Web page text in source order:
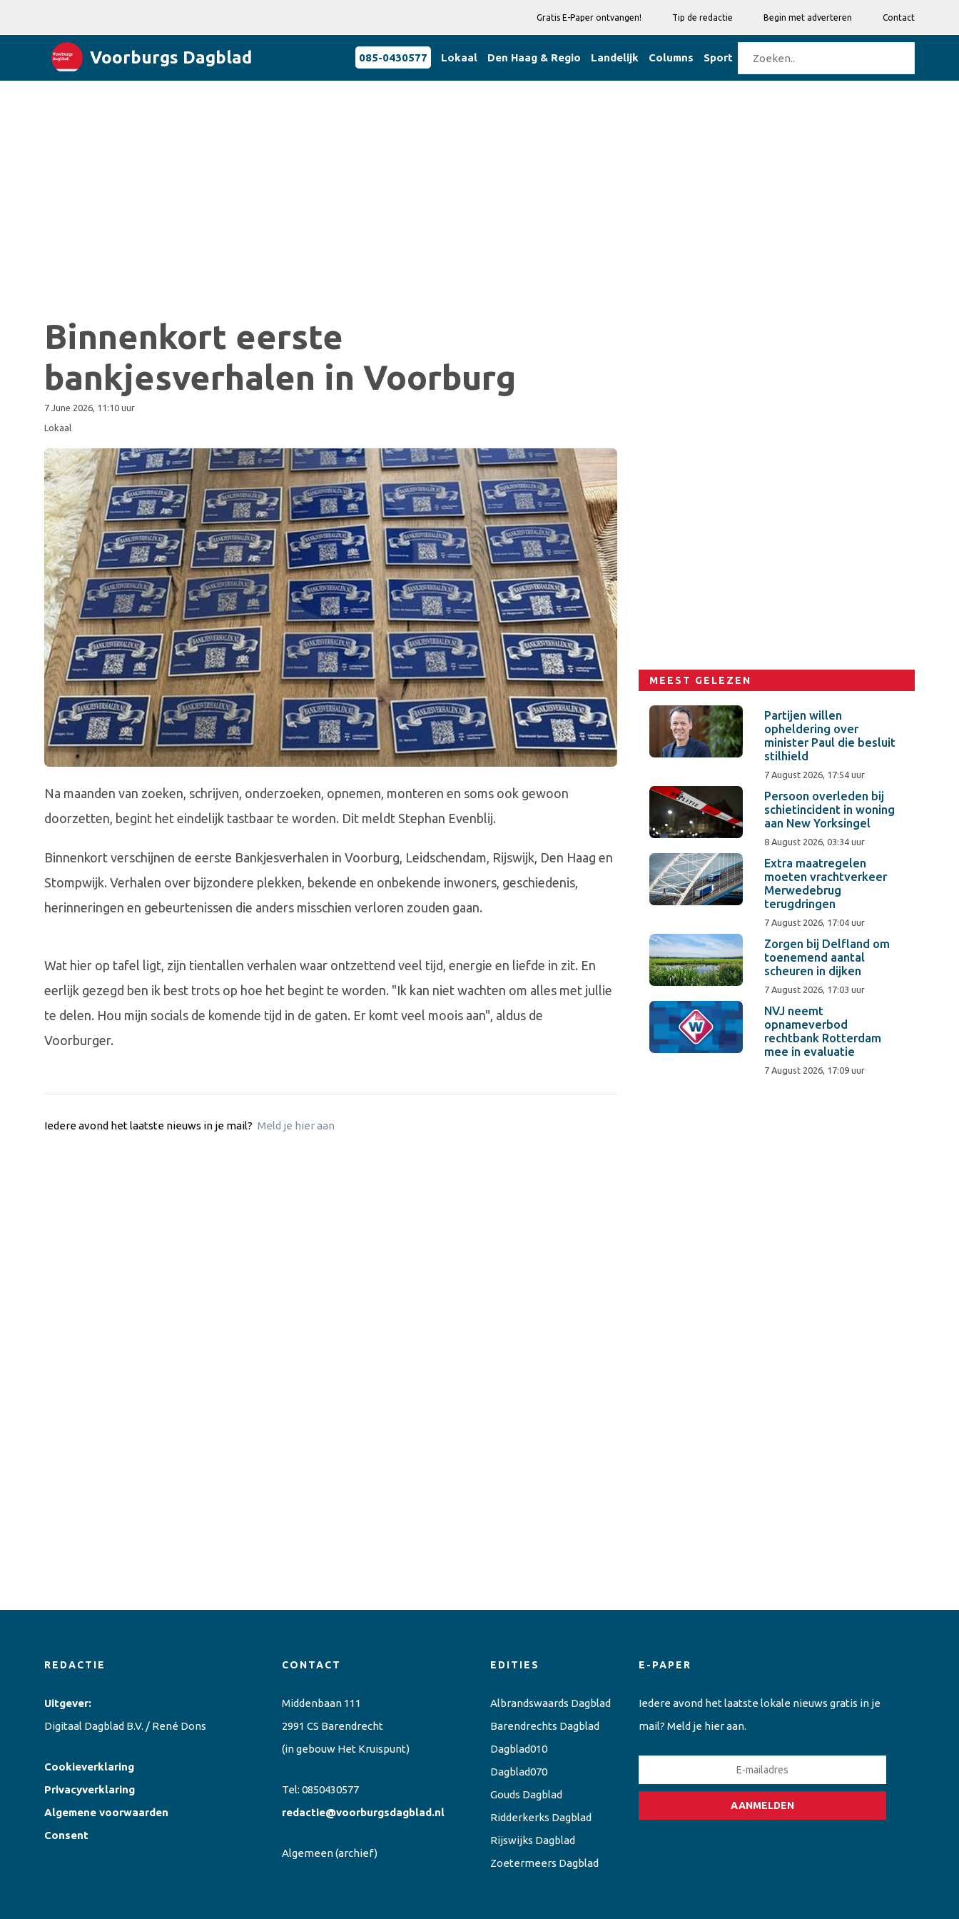
Gratis E-Paper ontvangen! Tip de redactie Begin met adverteren Contact
Voorburgs Dagblad 085-0430577 Lokaal Den Haag & Regio Landelijk Columns Sport
Binnenkort eerste
bankjesverhalen in Voorburg
7 June 2026, 11:10 uur
Lokaal
Na maanden van zoeken, schrijven, onderzoeken, opnemen, monteren en soms ook gewoon
doorzetten, begint het eindelijk tastbaar te worden. Dit meldt Stephan Evenblij.
Binnenkort verschijnen de eerste Bankjesverhalen in Voorburg, Leidschendam, Rijswijk, Den Haag en
Stompwijk. Verhalen over bijzondere plekken, bekende en onbekende inwoners, geschiedenis,
herinneringen en gebeurtenissen die anders misschien verloren zouden gaan.
Wat hier op tafel ligt, zijn tientallen verhalen waar ontzettend veel tijd, energie en liefde in zit. En
eerlijk gezegd ben ik best trots op hoe het begint te worden. "Ik kan niet wachten om alles met jullie
te delen. Hou mijn socials de komende tijd in de gaten. Er komt veel moois aan", aldus de
Voorburger.
Iedere avond het laatste nieuws in je mail? Meld je hier aan
MEEST GELEZEN
Partijen willen
opheldering over
minister Paul die besluit
stilhield
7 August 2026, 17:54 uur
Persoon overleden bij
schietincident in woning
aan New Yorksingel
8 August 2026, 03:34 uur
Extra maatregelen
moeten vrachtverkeer
Merwedebrug
terugdringen
7 August 2026, 17:04 uur
Zorgen bij Delfland om
toenemend aantal
scheuren in dijken
7 August 2026, 17:03 uur
NVJ neemt
opnameverbod
rechtbank Rotterdam
mee in evaluatie
7 August 2026, 17:09 uur
REDACTIE
Uitgever:
Digitaal Dagblad B.V. / René Dons
Cookieverklaring
Privacyverklaring
Algemene voorwaarden
Consent
CONTACT
Middenbaan 111
2991 CS Barendrecht
(in gebouw Het Kruispunt)
Tel: 0850430577
redactie@voorburgsdagblad.nl
Algemeen(archief)
EDITIES
Albrandswaards Dagblad
Barendrechts Dagblad
Dagblad010
Dagblad070
Gouds Dagblad
Ridderkerks Dagblad
Rijswijks Dagblad
Zoetermeers Dagblad
E-PAPER
Iedere avond het laatste lokale nieuws gratis in je
mail? Meld je hier aan.